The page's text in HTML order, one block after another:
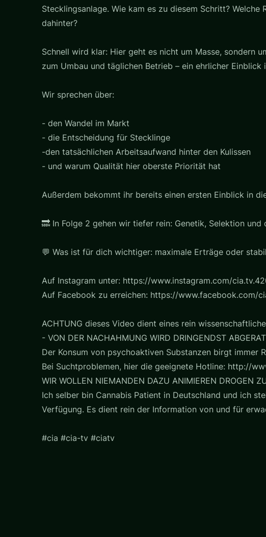
Stecklingsanlage. Wie kam es zu diesem Schritt?
dahinter?
Schnell wird klar: Hier geht es nicht um Masse, sondern
zum Umbau und täglichen Betrieb – ein ehrlicher
Wir sprechen über:
- den Wandel im Markt
- die Entscheidung für Stecklinge
-den tatsächlichen Arbeitsaufwand hinter den Kulissen
- und warum Qualität hier oberste Priorität hat
Außerdem bekommt ihr bereits einen ersten Einblick in
🔜 In Folge 2 gehen wir tiefer rein: Genetik, Selektion und
💬 Was ist für dich wichtiger: maximale Erträge oder
Auf Instagram unter: https://www.instagram.com/
Auf Facebook zu erreichen: https://www.facebook.com/
ACHTUNG dieses Video dient eines rein
- VON DER NACHAHMUNG WIRD DRINGENDST
Der Konsum von psychoaktiven Substanzen birgt immer
Bei Suchtproblemen, hier die geeignete Hotline: http://
WIR WOLLEN NIEMANDEN DAZU ANIMIEREN DROGEN
Ich selber bin Cannabis Patient in Deutschland und ich
Verfügung. Es dient rein der Information von und für
#cia #cia-tv #ciatv